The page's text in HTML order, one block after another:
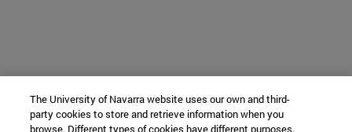
The University of Navarra website uses our own and third-
party cookies to store and retrieve information when you
browse. Different types of cookies have different purposes.